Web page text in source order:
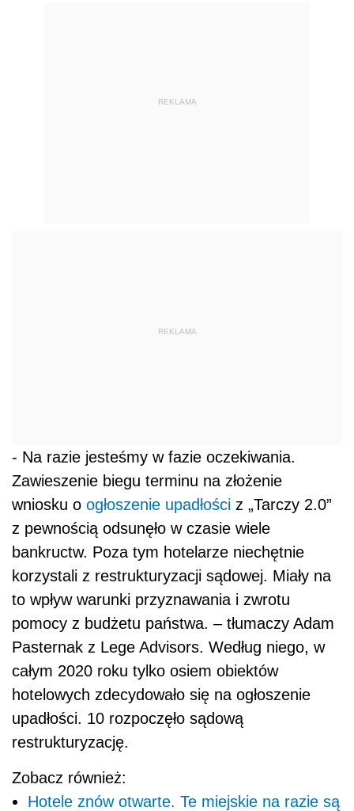
REKLAMA
REKLAMA
- Na razie jesteśmy w fazie oczekiwania.
Zawieszenie biegu terminu na złożenie
wniosku o ogłoszenie upadłości z „Tarczy 2.0”
z pewnością odsunęło w czasie wiele
bankructw. Poza tym hotelarze niechętnie
korzystali z restrukturyzacji sądowej. Miały na
to wpływ warunki przyznawania i zwrotu
pomocy z budżetu państwa. – tłumaczy Adam
Pasternak z Lege Advisors. Według niego, w
całym 2020 roku tylko osiem obiektów
hotelowych zdecydowało się na ogłoszenie
upadłości. 10 rozpoczęło sądową
restrukturyzację.
Zobacz również:
Hotele znów otwarte. Te miejskie na razie są